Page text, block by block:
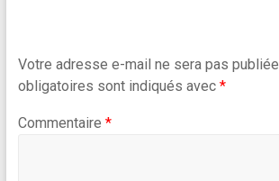
Votre adresse e-mail ne sera pas publiée.
obligatoires sont indiqués avec *
Commentaire *